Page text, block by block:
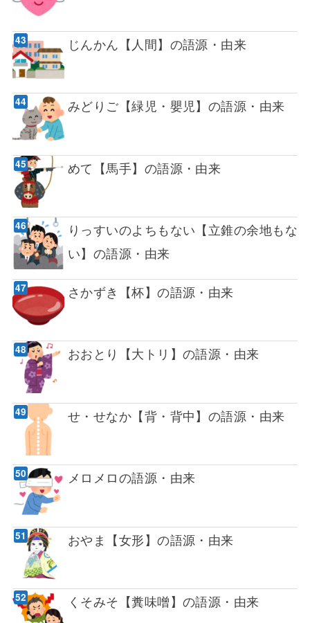
じんかん【人間】の語源・由来
みどりご【緑児・嬰児】の語源・由来
めて【馬手】の語源・由来
りっすいのよちもない【立錐の余地もな
い】の語源・由来
さかずき【杯】の語源・由来
おおとり【大トリ】の語源・由来
せ・せなか【背・背中】の語源・由来
メロメロの語源・由来
おやま【女形】の語源・由来
くそみそ【糞味噌】の語源・由来